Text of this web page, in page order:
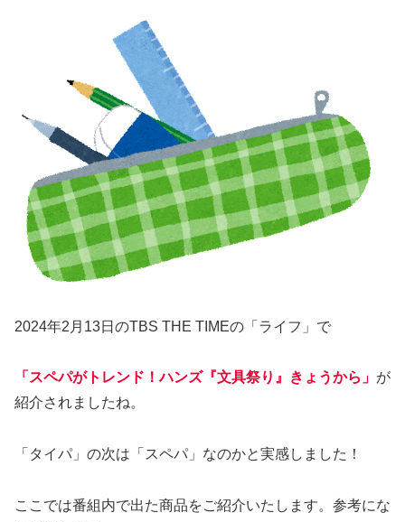
2024年2月13日のTBS THE TIMEの「ライフ」で
「スペパがトレンド！ハンズ『文具祭り』きょうから」 が
紹介されましたね。
「タイパ」の次は「スペパ」なのかと実感しました！
ここでは番組内で出た商品をご紹介いたします。参考にな